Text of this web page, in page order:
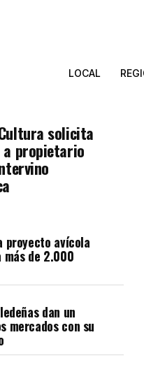
LOCAL
solicita
propietario
proyecto avícola
de 2.000
dan un
mercados con su